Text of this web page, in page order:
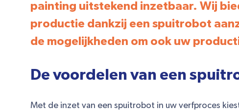
painting uitstekend inzetbaar. Wij
productie dankzij een spuitrobot
de mogelijkheden om ook uw
De voordelen van een
Met de inzet van een spuitrobot in uw verfproces